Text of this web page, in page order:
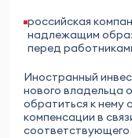
российская
надлежащим
перед
Иностранный
нового владельца
обратиться к нему
компенсации в
соответствующего